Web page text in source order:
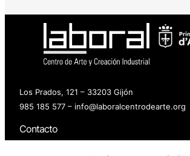
Los Prados, 121 – 33203 Gijón
985 185 577 – info@laboralcentrodearte.org
Contacto